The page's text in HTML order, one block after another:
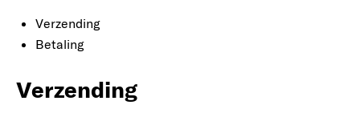
Verzending
Betaling
Verzending